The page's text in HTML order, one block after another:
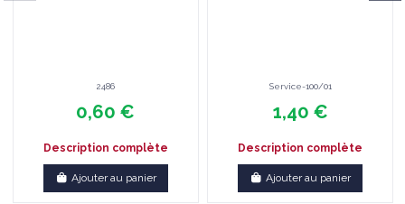
2486
0,60 €
Description complète
Ajouter au panier
Service-100/01
1,40 €
Description complète
Ajouter au panier